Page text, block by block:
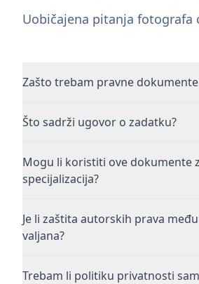
Uobičajena pitanja fotografa
Zašto trebam pravne
Što sadrži ugovor o zadatku?
Mogu li koristiti ove dokumente
specijalizacija?
Je li zaštita autorskih prava
valjana?
Trebam li politiku privatnosti